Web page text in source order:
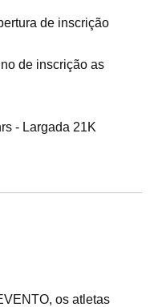
de inscrição
de inscrição as
- Largada 21K
os atletas